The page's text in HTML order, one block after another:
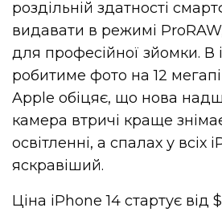
роздільній здатності
видавати в режимі
для професійної зйомки.
робитиме фото на 12
Apple обіцяє, що нова
камера втричі краще
освітленні, а спалах у всіх
яскравіший.
Ціна iPhone 14 стартує від